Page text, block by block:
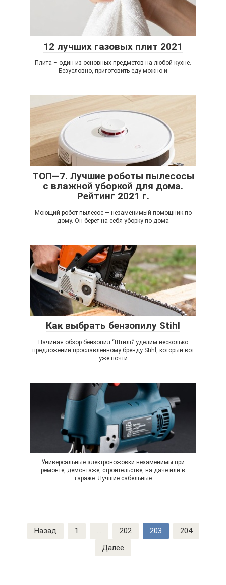
12 лучших газовых плит 2021
Плита – один из основных предметов на любой кухне.
Безусловно, приготовить еду можно и
ТОП—7. Лучшие роботы пылесосы
с влажной уборкой для дома.
Рейтинг 2021 г.
Моющий робот-пылесос — незаменимый помощник по
дому. Он берет на себя уборку по дома
Как выбрать бензопилу Stihl
Начиная обзор бензопил “Штиль” уделим несколько
предложений прославленному бренду Stihl, который вот
уже почти
Универсальные электроножовки незаменимы при
ремонте, демонтаже, строительстве, на даче или в
гараже. Лучшие сабельные
Навигация
Назад 1 ... 202 203
204
Далее